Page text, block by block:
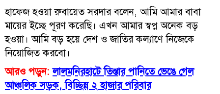
হাফেজ হওয়া রুবায়েত সরদার বলেন, আমি আমার বাবা
মায়ের ইচ্ছে পূরণ করেছি। এখন আমার স্বপ্ন অনেক বড়
হওয়া। আমি বড় হয়ে দেশ ও জাতির কল্যাণে নিজেকে
নিয়োজিত করবো।
আরও পড়ুন: লালমনিরহাটে তিস্তার পানিতে ভেঙে গেল
আঞ্চলিক সড়ক, বিচ্ছিন্ন ২ হাজার পরিবার